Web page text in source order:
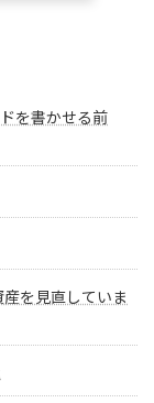
を書かせる前
を見直していま